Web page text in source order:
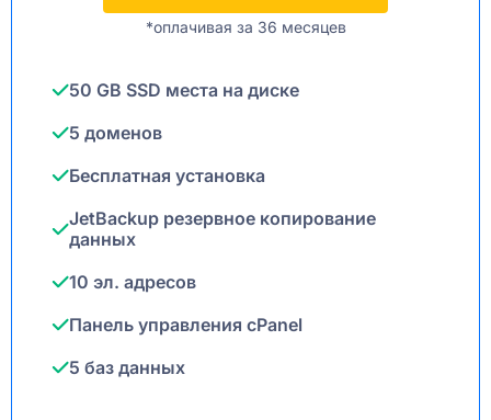
*oплачивая за 36 месяцев
50 GB SSD места на диске
5 доменов
Бесплатная установка
JetBackup резервное копирование
данных
10 эл. адресов
Панель управления cPanel
5 баз данных